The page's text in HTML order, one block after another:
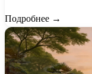
Подробнее →